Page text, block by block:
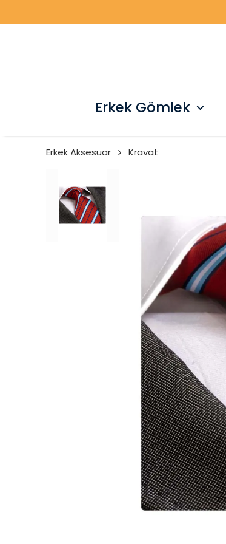
Erkek Gömlek
Erkek Aksesuar Kravat